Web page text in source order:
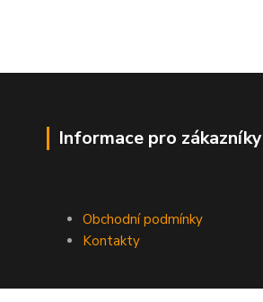
Informace pro zákazníky
Obchodní podmínky
Kontakty